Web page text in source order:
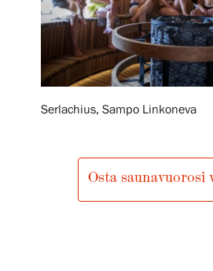
Palvelumme
SERLACHIUS+
Serlachius, Sampo Linkoneva
Osta saunavuorosi